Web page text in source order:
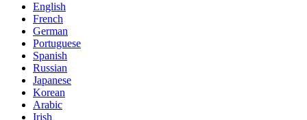
English
French
German
Portuguese
Spanish
Russian
Japanese
Korean
Arabic
Irish